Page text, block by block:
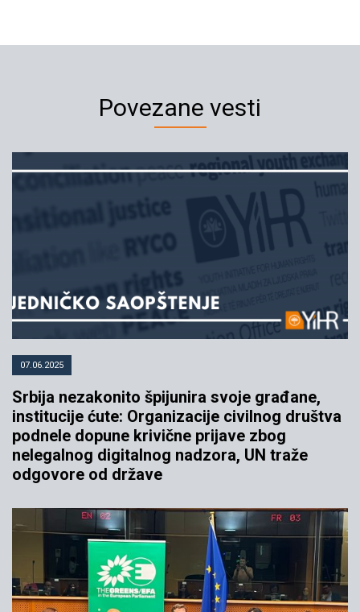
Povezane vesti
07.06.2025
Srbija nezakonito špijunira svoje građane,
institucije ćute: Organizacije civilnog društva
podnele dopune krivične prijave zbog
nelegalnog digitalnog nadzora, UN traže
odgovore od države